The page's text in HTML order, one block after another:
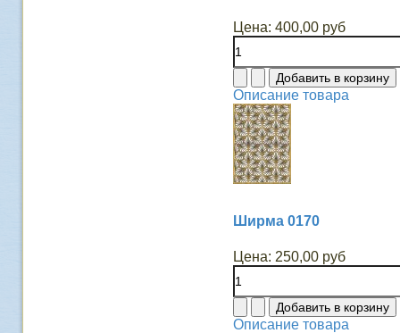
Цена: 400,00 руб
Описание товара
Ширма 0170
Цена: 250,00 руб
Описание товара